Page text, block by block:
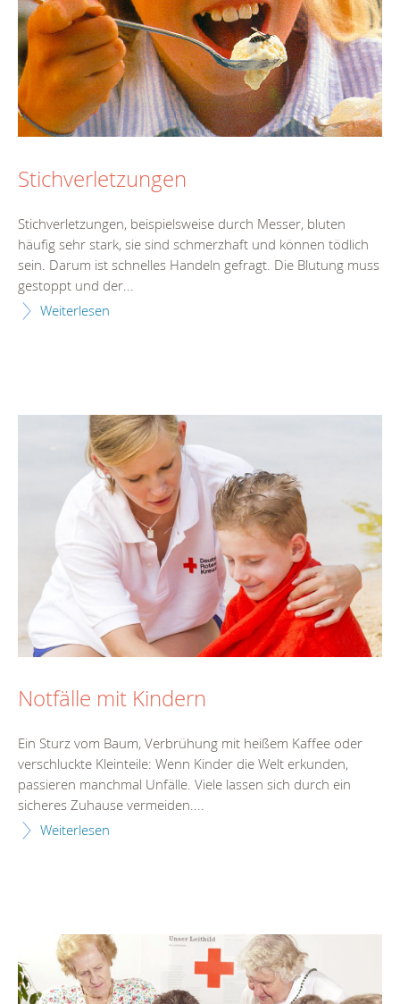
Stichverletzungen
Stichverletzungen, beispielsweise durch Messer, bluten
häufig sehr stark, sie sind schmerzhaft und können tödlich
sein. Darum ist schnelles Handeln gefragt. Die Blutung muss
gestoppt und der...
Weiterlesen
Notfälle mit Kindern
Ein Sturz vom Baum, Verbrühung mit heißem Kaffee oder
verschluckte Kleinteile: Wenn Kinder die Welt erkunden,
passieren manchmal Unfälle. Viele lassen sich durch ein
sicheres Zuhause vermeiden....
Weiterlesen